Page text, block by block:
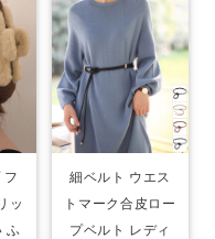
フ
ッ
ふ
細ベルト ウエス
トマーク合皮ロー
プベルト レディ